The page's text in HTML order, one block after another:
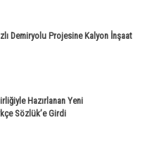
Demiryolu Projesine Kalyon İnşaat
Hazırlanan Yeni
Sözlük’e Girdi